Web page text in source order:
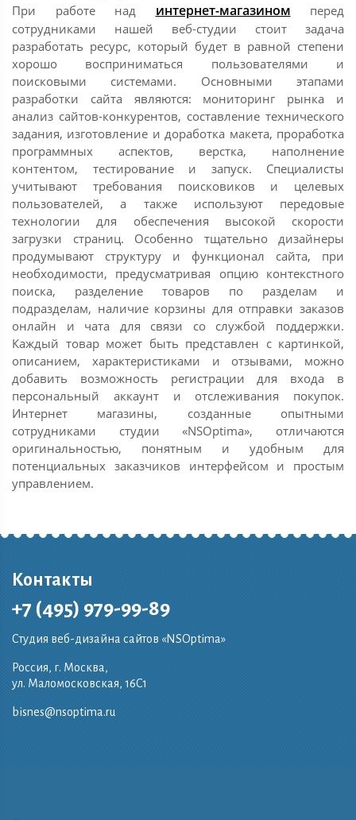
При работе над интернет-магазином перед
сотрудниками нашей веб-студии стоит задача
разработать ресурс, который будет в равной степени
хорошо восприниматься пользователями и
поисковыми системами. Основными этапами
разработки сайта являются: мониторинг рынка и
анализ сайтов-конкурентов, составление технического
задания, изготовление и доработка макета, проработка
программных аспектов, верстка, наполнение
контентом, тестирование и запуск. Специалисты
учитывают требования поисковиков и целевых
пользователей, а также используют передовые
технологии для обеспечения высокой скорости
загрузки страниц. Особенно тщательно дизайнеры
продумывают структуру и функционал сайта, при
необходимости, предусматривая опцию контекстного
поиска, разделение товаров по разделам и
подразделам, наличие корзины для отправки заказов
онлайн и чата для связи со службой поддержки.
Каждый товар может быть представлен с картинкой,
описанием, характеристиками и отзывами, можно
добавить возможность регистрации для входа в
персональный аккаунт и отслеживания покупок.
Интернет магазины, созданные опытными
сотрудниками студии «NSOptima», отличаются
оригинальностью, понятным и удобным для
потенциальных заказчиков интерфейсом и простым
управлением.
Контакты
+7 (495) 979-99-89
Студия веб-дизайна сайтов «NSOptima»
Россия, г. Москва,
ул. Маломосковская, 16C1
bisnes@nsoptima.ru